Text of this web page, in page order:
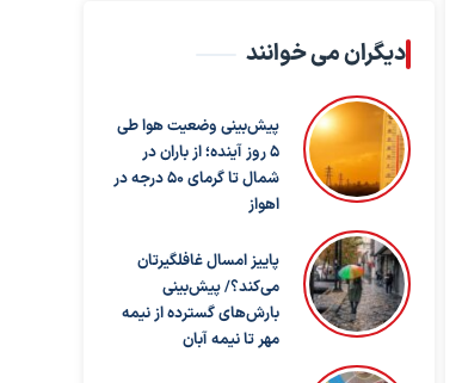
دیگران می خوانند
پیش‌بینی وضعیت هوا طی
۵ روز آینده؛ از باران در
شمال تا گرمای ۵۰ درجه در
اهواز
پاییز امسال غافلگیرتان
می‌کند؟/ پیش‌بینی
بارش‌های گسترده از نیمه
مهر تا نیمه آبان